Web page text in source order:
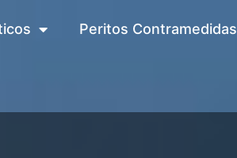
Peritos Contramedidas